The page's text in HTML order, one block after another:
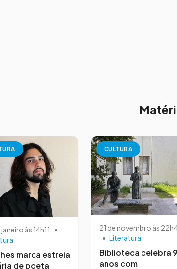
às 14h11
•
marca estreia
de poeta
CULTURA
21 de novembro às
• Literatura
Biblioteca celebra
anos com